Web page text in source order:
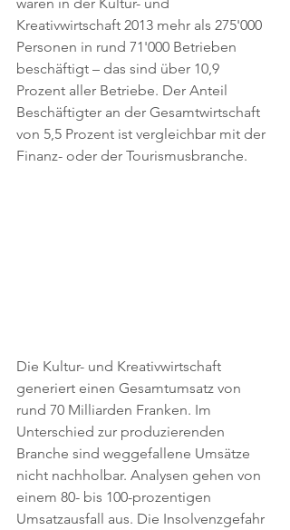
Kreativwirtschaft 2013 mehr als 275'000
Personen in rund 71'000 Betrieben
beschäftigt – das sind über 10,9
Prozent aller Betriebe. Der Anteil
Beschäftigter an der Gesamtwirtschaft
von 5,5 Prozent ist vergleichbar mit der
Finanz- oder der Tourismusbranche.
Die Kultur- und Kreativwirtschaft
generiert einen Gesamtumsatz von
rund 70 Milliarden Franken. Im
Unterschied zur produzierenden
Branche sind weggefallene Umsätze
nicht nachholbar. Analysen gehen von
einem 80- bis 100-prozentigen
Umsatzausfall aus. Die Insolvenzgefahr